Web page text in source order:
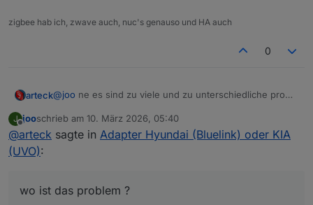
zigbee hab ich, zwave auch, nuc's genauso und HA auch
0
arteck@joo ne es sind zu viele und zu unterschiedliche pro
@fichte_112es gibt viele möglichkeiten ich bevorzuge
die wo man sich nicht unbedingt anmelden muss
J
Offline
jooschrieb am 10. März 2026, 05:40
zuletzt editiert von
@arteck sagte in Adapter Hyundai (Bluelink) oder KIA
(UVO):
wo ist das problem ?